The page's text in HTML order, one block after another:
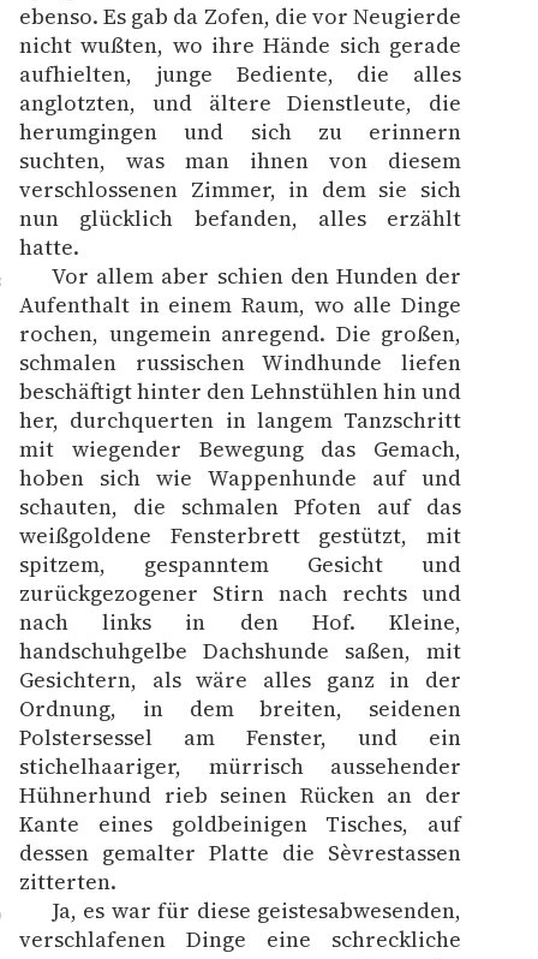
ebenso. Es gab da Zofen, die vor Neugierde
nicht wußten, wo ihre Hände sich gerade
aufhielten, junge Bediente, die alles
anglotzten, und ältere Dienstleute, die
herumgingen und sich zu erinnern
suchten, was man ihnen von diesem
verschlossenen Zimmer, in dem sie sich
nun glücklich befanden, alles erzählt
hatte.
Vor allem aber schien den Hunden der
Aufenthalt in einem Raum, wo alle Dinge
rochen, ungemein anregend. Die großen,
schmalen russischen Windhunde liefen
beschäftigt hinter den Lehnstühlen hin und
her, durchquerten in langem Tanzschritt
mit wiegender Bewegung das Gemach,
hoben sich wie Wappenhunde auf und
schauten, die schmalen Pfoten auf das
weißgoldene Fensterbrett gestützt, mit
spitzem, gespanntem Gesicht und
zurückgezogener Stirn nach rechts und
nach links in den Hof. Kleine,
handschuhgelbe Dachshunde saßen, mit
Gesichtern, als wäre alles ganz in der
Ordnung, in dem breiten, seidenen
Polstersessel am Fenster, und ein
stichelhaariger, mürrisch aussehender
Hühnerhund rieb seinen Rücken an der
Kante eines goldbeinigen Tisches, auf
dessen gemalter Platte die Sèvrestassen
zitterten.
Ja, es war für diese geistesabwesenden,
verschlafenen Dinge eine schreckliche